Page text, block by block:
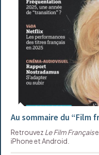
Au sommaire du “Film
Retrouvez Le Film Français
iPhone et Android.